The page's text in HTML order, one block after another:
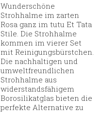
Wunderschöne
Strohhalme im zarten
Rosa ganz im tutu Et Tata
Stile. Die Strohhalme
kommen im vierer Set
mit Reinigungsbürstchen.
Die nachhaltigen und
umweltfreundlichen
Strohhalme aus
widerstandsfähigem
Borosilikatglas bieten die
perfekte Alternative zu